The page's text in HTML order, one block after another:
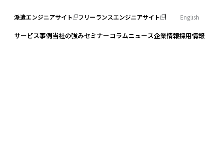
派遣エンジニアサイト フリーランスエンジニアサイト English
サービス事例当社の強みセミナーコラムニュース企業情報採用情報